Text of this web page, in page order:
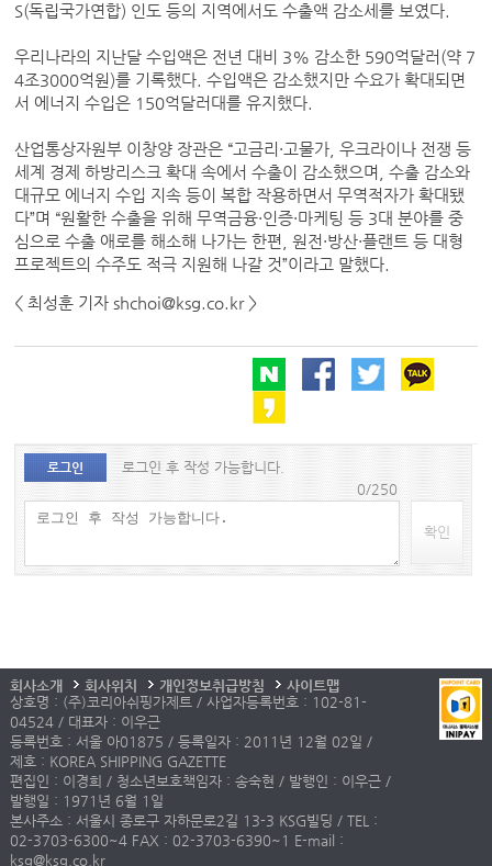
S(독립국가연합) 인도 등의 지역에서도 수출액 감소세를 보였다.
우리나라의 지난달 수입액은 전년 대비 3% 감소한 590억달러(약 7
4조3000억원)를 기록했다. 수입액은 감소했지만 수요가 확대되면
서 에너지 수입은 150억달러대를 유지했다.
산업통상자원부 이창양 장관은 “고금리·고물가, 우크라이나 전쟁 등
세계 경제 하방리스크 확대 속에서 수출이 감소했으며, 수출 감소와
대규모 에너지 수입 지속 등이 복합 작용하면서 무역적자가 확대됐
다”며 “원활한 수출을 위해 무역금융·인증·마케팅 등 3대 분야를 중
심으로 수출 애로를 해소해 나가는 한편, 원전·방산·플랜트 등 대형
프로젝트의 수주도 적극 지원해 나갈 것”이라고 말했다.
< 최성훈 기자 shchoi@ksg.co.kr >
로그인
로그인 후 작성 가능합니다.
0/250
확인
회사소개 회사위치 개인정보취급방침
사이트맵
상호명 : (주)코리아쉬핑가제트 / 사업자등록번호 : 102-81-
04524 / 대표자 : 이우근
등록번호 : 서울 아01875 / 등록일자 : 2011년 12월 02일 /
제호 : KOREA SHIPPING GAZETTE
편집인 : 이경희 / 청소년보호책임자 : 송숙현 / 발행인 : 이우근 /
발행일 : 1971년 6월 1일
본사주소 : 서울시 종로구 자하문로2길 13-3 KSG빌딩 / TEL :
02-3703-6300~4 FAX : 02-3703-6390~1 E-mail :
ksg@ksg.co.kr